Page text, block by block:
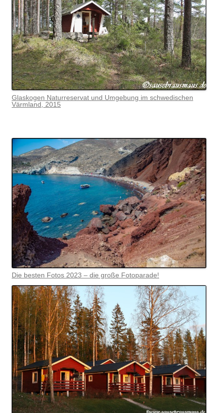
Glaskogen Naturreservat und Umgebung im schwedischen
Värmland, 2015
Die besten Fotos 2023 – die große Fotoparade!